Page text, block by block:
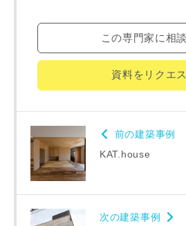
この専門家に相
資料をリクエ
前の建築事例
KAT.house
次の建築事例
資料請求にあたっての注意事項
た情報を利用します。
当社はお客様からいただいた個人情
た専門家へ提供すること、または当
めに利用します。
当社は、本サービス又は利用契約に
します。